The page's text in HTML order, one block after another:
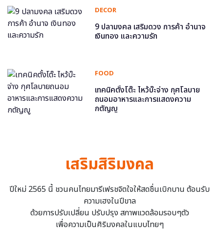
DECOR
9 ปลามงคล เสริมดวง การค้า อำนาจ
เงินทอง และความรัก
FOOD
เทคนิคตั้งโต๊ะ ไหว้บ๊ะจ่าง กุศโลบาย
ถนอมอาหารและการแสดงความ
กตัญญู
เสริมสิริมงคล
ปีใหม่ 2565 นี้ ชวนคนไทยมารีเฟรชจิตใจให้สดชื่นเบิกบาน ต้อนรับ
ความเฮงในปีขาล
ด้วยการปรับเปลี่ยน ปรับปรุง สภาพแวดล้อมรอบๆตัว
เพื่อความเป็นศิริมงคลในแบบไทยๆ